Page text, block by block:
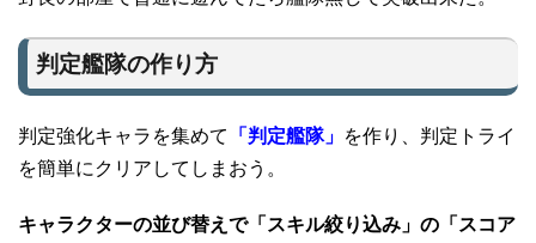
判定艦隊の作り方
判定強化キャラを集めて 「判定艦隊」 を作り、判定トライ
を簡単にクリアしてしまおう。
キャラクターの並び替えで「スキル絞り込み」の「スコア